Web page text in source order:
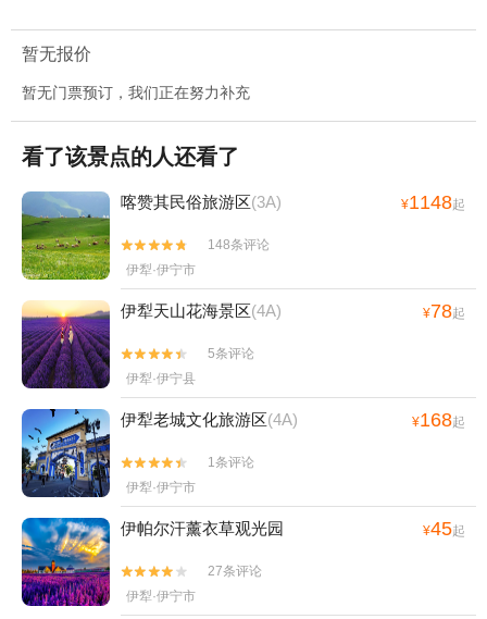
暂无报价
暂无门票预订，我们正在努力补充
看了该景点的人还看了
喀赞其民俗旅游区(3A) ¥1148起


148条评论
伊犁·伊宁市
伊犁天山花海景区(4A) ¥78起


5条评论
伊犁·伊宁县
伊犁老城文化旅游区(4A) ¥168起


1条评论
伊犁·伊宁市
伊帕尔汗薰衣草观光园 ¥45起


27条评论
伊犁·伊宁市